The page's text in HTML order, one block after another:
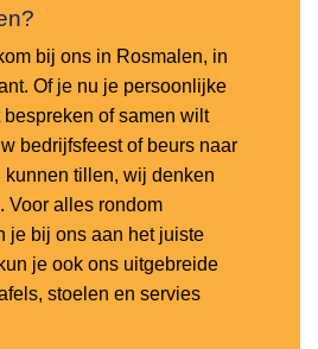
bij ons in Rosmalen, in
Of je nu je persoonlijke
of samen wilt
bedrijfsfeest of beurs naar
tillen, wij denken
Voor alles rondom
je bij ons aan het juiste
je ook ons uitgebreide
stoelen en servies